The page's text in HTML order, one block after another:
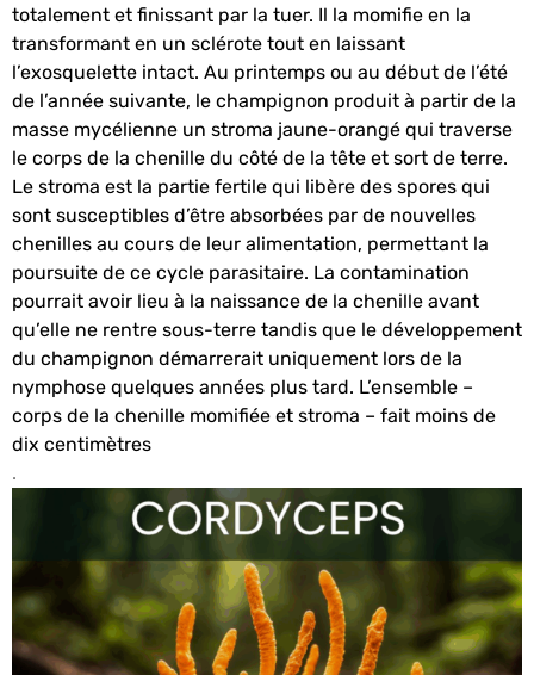
totalement et finissant par la tuer. Il la momifie en la
transformant en un sclérote tout en laissant
l’exosquelette intact. Au printemps ou au début de l’été
de l’année suivante, le champignon produit à partir de la
masse mycélienne un stroma jaune-orangé qui traverse
le corps de la chenille du côté de la tête et sort de terre.
Le stroma est la partie fertile qui libère des spores qui
sont susceptibles d’être absorbées par de nouvelles
chenilles au cours de leur alimentation, permettant la
poursuite de ce cycle parasitaire. La contamination
pourrait avoir lieu à la naissance de la chenille avant
qu’elle ne rentre sous-terre tandis que le développement
du champignon démarrerait uniquement lors de la
nymphose quelques années plus tard. L’ensemble –
corps de la chenille momifiée et stroma – fait moins de
dix centimètres
.